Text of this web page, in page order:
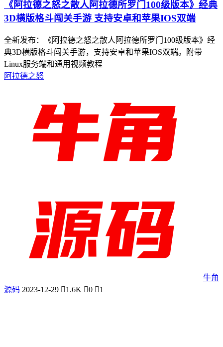
《阿拉德之怒之散人阿拉德所罗门100级版本》经典
3D横版格斗闯关手游 支持安卓和苹果IOS双端
全新发布：《阿拉德之怒之散人阿拉德所罗门100级版本》经
典3D横版格斗闯关手游，支持安卓和苹果IOS双端。附带
Linux服务端和通用视频教程
阿拉德之怒
牛角
源码 2023-12-29 1.6K 0 1